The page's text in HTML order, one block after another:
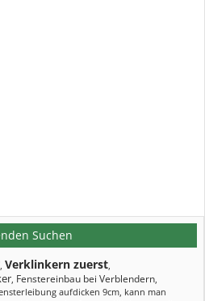
Suchen
, Verklinkern zuerst,
, Fenstereinbau bei Verblendern,
aufdicken 9cm, kann man